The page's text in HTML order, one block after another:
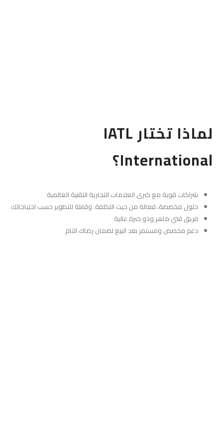
لماذا تختار IATL
International؟
شراكات قوية مع كبرى العلامات التجارية التقنية العالمية
حلول مخصصة، فعالة من حيث التكلفة، وقابلة للتطوير حسب احتياجاتك
فريق فني ماهر وذو خبرة عالية
دعم مخصص ومستمر بعد البيع لضمان رضاك التام